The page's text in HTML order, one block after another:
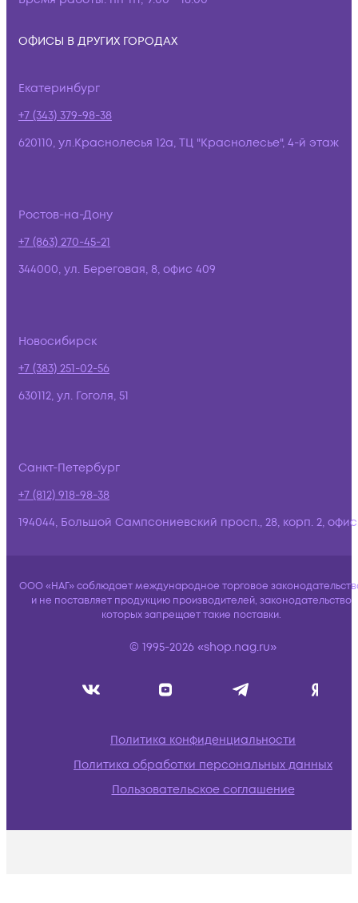
ОФИСЫ В ДРУГИХ ГОРОДАХ
Екатеринбург
+7 (343) 379-98-38
620110, ул.Краснолесья 12а, ТЦ "Краснолесье", 4-й этаж
Ростов-на-Дону
+7 (863) 270-45-21
344000, ул. Береговая, 8, офис 409
Новосибирск
+7 (383) 251-02-56
630112, ул. Гоголя, 51
Санкт-Петербург
+7 (812) 918-98-38
194044, Большой Сампсониевский просп., 28, корп. 2,
ООО «НАГ» соблюдает международное торговое
и не поставляет продукцию производителей, законодательство
которых запрещает такие поставки.
© 1995-2026 «shop.nag.ru»
Политика конфиденциальности
Политика обработки персональных данных
Пользовательское соглашение